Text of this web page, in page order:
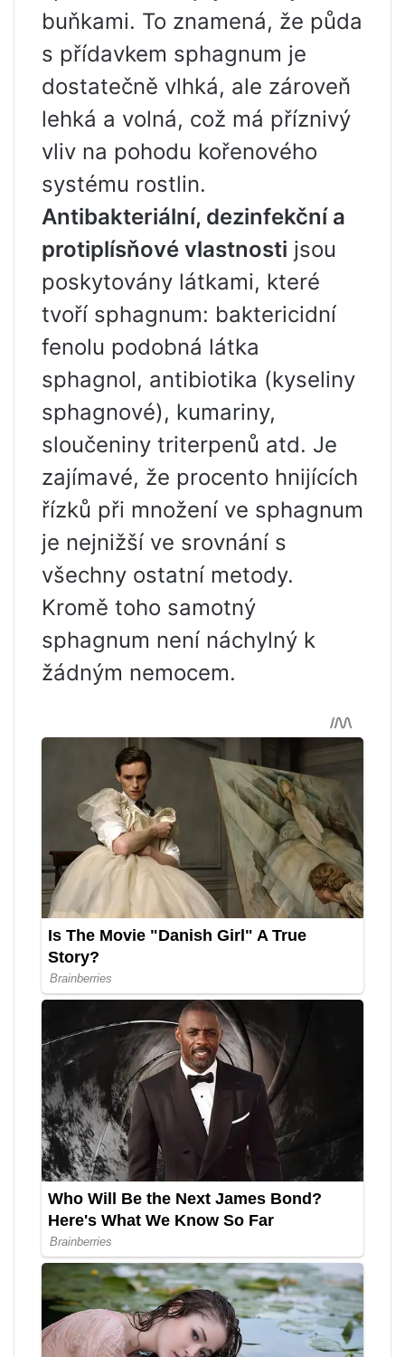
buňkami. To znamená, že půda
s přídavkem sphagnum je
dostatečně vlhká, ale zároveň
lehká a volná, což má příznivý
vliv na pohodu kořenového
systému rostlin.
Antibakteriální, dezinfekční a
protiplísňové vlastnosti jsou
poskytovány látkami, které
tvoří sphagnum: baktericidní
fenolu podobná látka
sphagnol, antibiotika (kyseliny
sphagnové), kumariny,
sloučeniny triterpenů atd. Je
zajímavé, že procento hnijících
řízků při množení ve sphagnum
je nejnižší ve srovnání s
všechny ostatní metody.
Kromě toho samotný
sphagnum není náchylný k
žádným nemocem.